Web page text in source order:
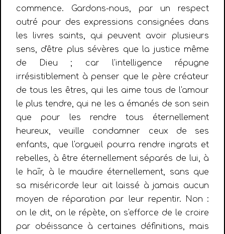
commence. Gardons-nous, par un respect
outré pour des expressions consignées dans
les livres saints, qui peuvent avoir plusieurs
sens, d'être plus sévères que la justice même
de Dieu ; car l'intelligence répugne
irrésistiblement à penser que le père créateur
de tous les êtres, qui les aime tous de l'amour
le plus tendre, qui ne les a émanés de son sein
que pour les rendre tous éternellement
heureux, veuille condamner ceux de ses
enfants, que l'orgueil pourra rendre ingrats et
rebelles, à être éternellement séparés de lui, à
le haïr, à le maudire éternellement, sans que
sa miséricorde leur ait laissé à jamais aucun
moyen de réparation par leur repentir. Non :
on le dit, on le répète, on s'efforce de le croire
par obéissance à certaines définitions, mais